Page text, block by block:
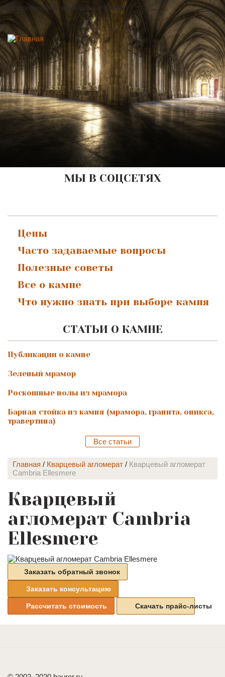
Все Ваши фантазии, воплощенные в камне
МЫ В СОЦСЕТЯХ
Цены
Часто задаваемые вопросы
Полезные советы
Все о камне
Что нужно знать при выборе камня
СТАТЬИ О КАМНЕ
Публикации о камне
Зеленый мрамор
Роскошные полы из мрамора
Барная стойка из камня (мрамора, гранита, оникса,
травертина)
Все статьи
Главная / Кварцевый агломерат / Кварцевый агломерат
Cambria Ellesmere
Кварцевый
агломерат Cambria
Ellesmere
Заказать обратный звонок
Заказать консультацию
Рассчитать стоимость Скачать прайс-листы